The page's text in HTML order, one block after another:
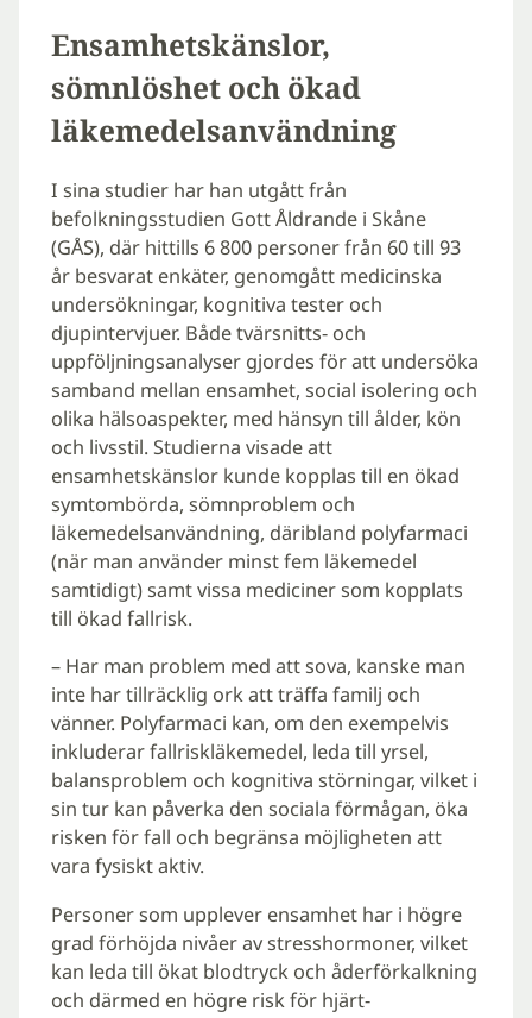
Ensamhetskänslor,
sömnlöshet och ökad
läkemedelsanvändning
I sina studier har han utgått från
befolkningsstudien Gott Åldrande i Skåne
(GÅS), där hittills 6 800 personer från 60 till 93
år besvarat enkäter, genomgått medicinska
undersökningar, kognitiva tester och
djupintervjuer. Både tvärsnitts- och
uppföljningsanalyser gjordes för att undersöka
samband mellan ensamhet, social isolering och
olika hälsoaspekter, med hänsyn till ålder, kön
och livsstil. Studierna visade att
ensamhetskänslor kunde kopplas till en ökad
symtombörda, sömnproblem och
läkemedelsanvändning, däribland polyfarmaci
(när man använder minst fem läkemedel
samtidigt) samt vissa mediciner som kopplats
till ökad fallrisk.
– Har man problem med att sova, kanske man
inte har tillräcklig ork att träffa familj och
vänner. Polyfarmaci kan, om den exempelvis
inkluderar fallriskläkemedel, leda till yrsel,
balansproblem och kognitiva störningar, vilket i
sin tur kan påverka den sociala förmågan, öka
risken för fall och begränsa möjligheten att
vara fysiskt aktiv.
Personer som upplever ensamhet har i högre
grad förhöjda nivåer av stresshormoner, vilket
kan leda till ökat blodtryck och åderförkalkning
och därmed en högre risk för hjärt-